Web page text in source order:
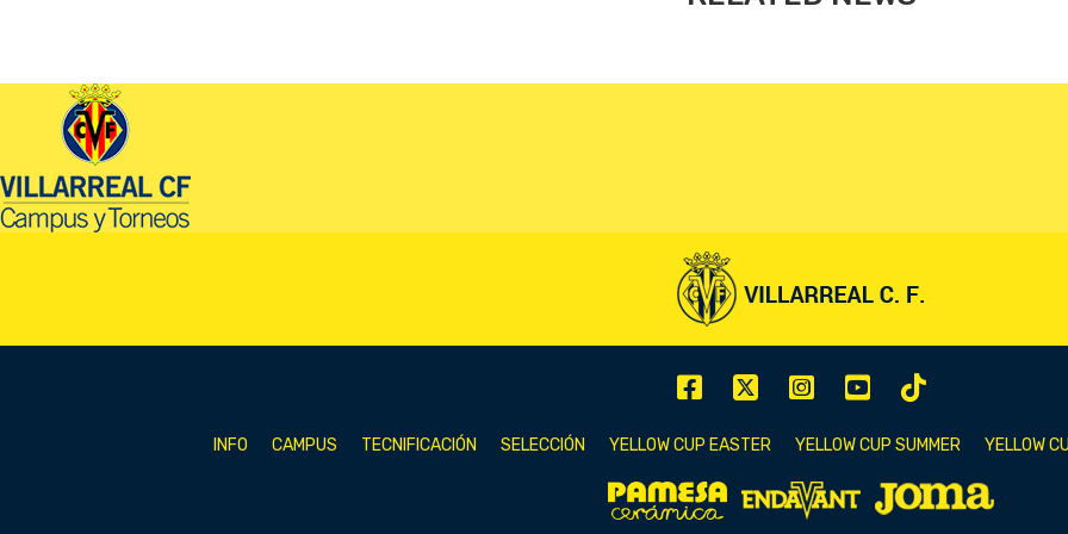
INFO CAMPUS TECNIFICACIÓN SELECCIÓN YELLOW CUP EASTER YELLOW CUP SUMMER YELLOW